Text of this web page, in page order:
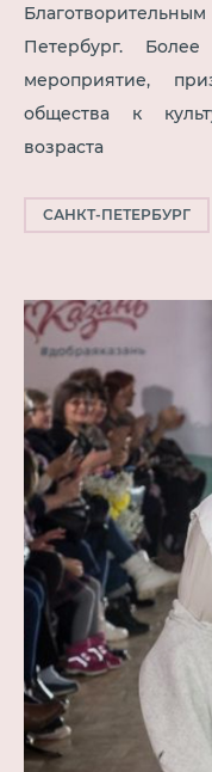
Петербург.
мероприятие,
общества к
возраста
САНКТ-ПЕТЕРБУРГ